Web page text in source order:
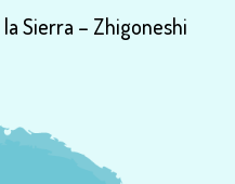
laSierra – Zhigoneshi